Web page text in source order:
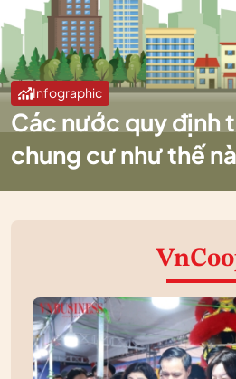
Infographic
Các nước quy định
chung cư như thế